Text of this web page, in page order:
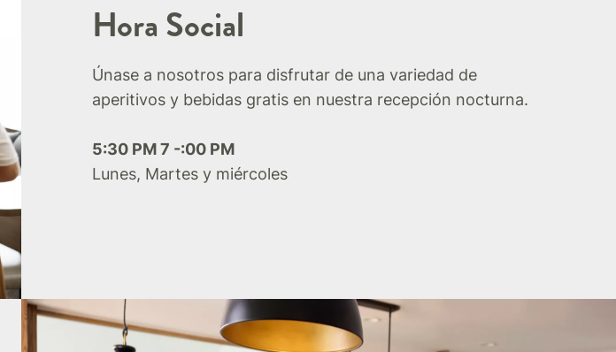
Hora Social
Únase a nosotros para disfrutar de una variedad de
aperitivos y bebidas gratis en nuestra recepción nocturna.
5:30 PM 7 -:00 PM
Lunes, Martes y miércoles